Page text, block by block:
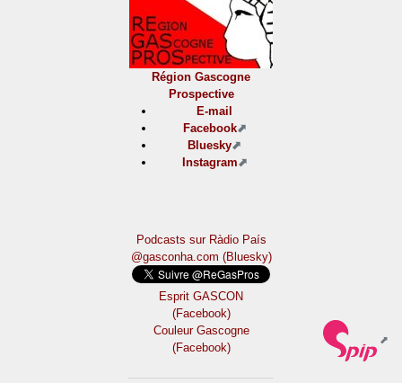
Région Gascogne
Prospective
E-mail
Facebook
Bluesky
Instagram
Podcasts sur Ràdio País
@gasconha.com (Bluesky)
Esprit GASCON
(Facebook)
Couleur Gascogne
(Facebook)